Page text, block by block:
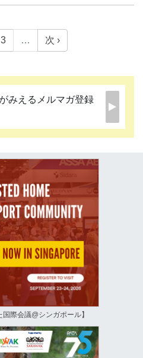
3 … 次 ›
みえるメルマガ登録
国際会議@シンガポール】